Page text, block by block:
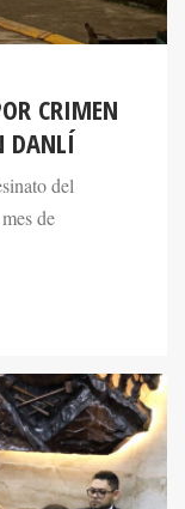
CRIMEN
DANLÍ
del
de